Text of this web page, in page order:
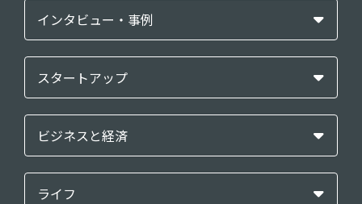
インタビュー・事例
スタートアップ
ビジネスと経済
ライフ